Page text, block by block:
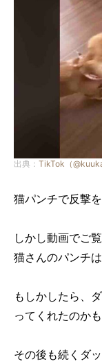
出典： TikTok（
猫パンチで反撃
しかし動画でご
猫さんのパンチは
もしかしたら、
ってくれたのか
その後も続くダ